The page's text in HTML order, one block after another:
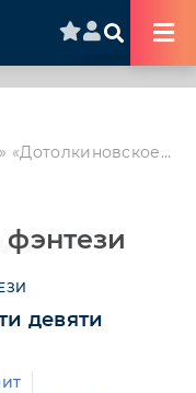
» «Дотолкиновское» фэнтези
девяти